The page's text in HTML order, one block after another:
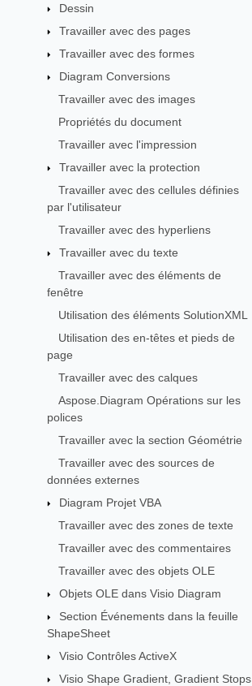
Dessin
Travailler avec des pages
Travailler avec des formes
Diagram Conversions
Travailler avec des images
Propriétés du document
Travailler avec l'impression
Travailler avec la protection
Travailler avec des cellules définies
par l'utilisateur
Travailler avec des hyperliens
Travailler avec du texte
Travailler avec des éléments de
fenêtre
Utilisation des éléments SolutionXML
Utilisation des en-têtes et pieds de
page
Travailler avec des calques
Aspose.Diagram Opérations sur les
polices
Travailler avec la section Géométrie
Travailler avec des sources de
données externes
Diagram Projet VBA
Travailler avec des zones de texte
Travailler avec des commentaires
Travailler avec des objets OLE
Objets OLE dans Visio Diagram
Section Événements dans la feuille
ShapeSheet
Visio Contrôles ActiveX
Visio Shape Gradient, Gradient Stops